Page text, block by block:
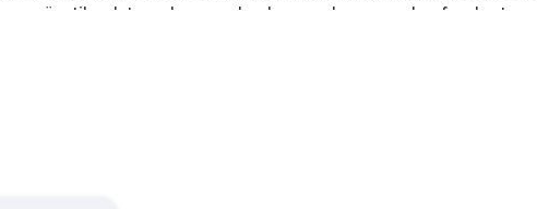
gözetilerek tasarlanmış olan havuz alanına açılan ferah
çift kişilik yatak; diğer iki yatak odasında da tek kişilik iki
aradığınız, yüksek konforlu bir tatil imkanı sağlıyor!